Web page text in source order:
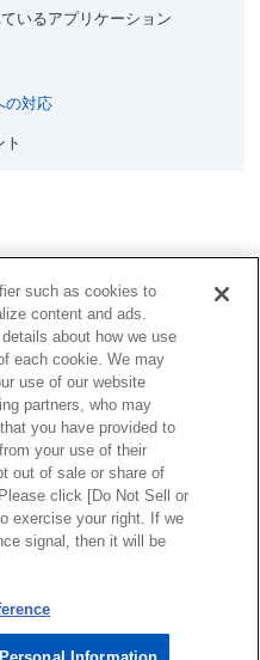
旧究明
の短縮
領域とIT領域のどちら？
どうなっている？
ど）
モータの違いは？
上させるクラウドサービス
くために
いるアプリケーション
の対応
利用規程
護方針
Information
アカウント
such as cookies to
content and ads.
about how we use
each cookie. We may
use of our website
partners, who may
you have provided to
your use of their
out of sale or share of
click [Do Not Sell or
exercise your right. If we
signal, then it will be